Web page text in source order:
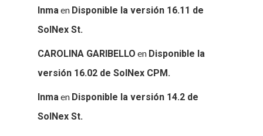
Inmaen Disponible la versión 16.11 de
SolNex St.
CAROLINA GARIBELLO en Disponible la
versión 16.02 de SolNex CPM.
Inmaen Disponible la versión 14.2 de
SolNex St.